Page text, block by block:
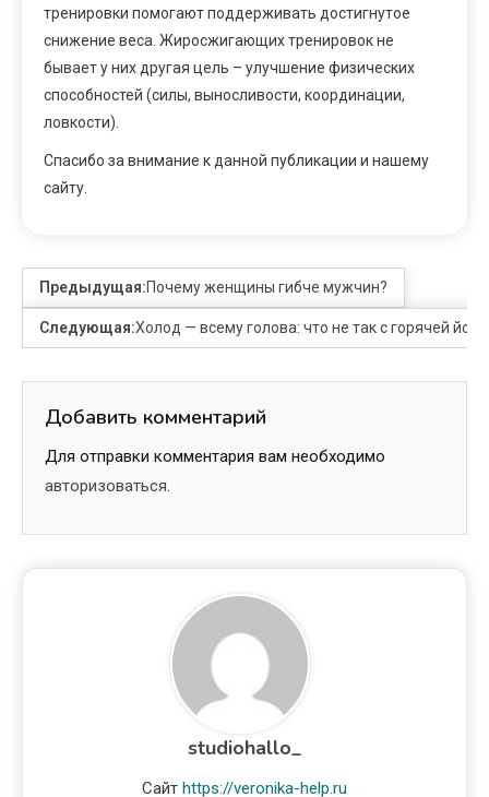
тренировки помогают поддерживать достигнутое
снижение веса. Жиросжигающих тренировок не
бывает у них другая цель – улучшение физических
способностей (силы, выносливости, координации,
ловкости).
Спасибо за внимание к данной публикации и нашему
сайту.
Предыдущая:Почему женщины гибче мужчин?
Следующая:Холод — всему голова: что не так с горячей
Добавить комментарий
Для отправки комментария вам необходимо
авторизоваться
studiohallo_
Сайт https://veronika-help.ru